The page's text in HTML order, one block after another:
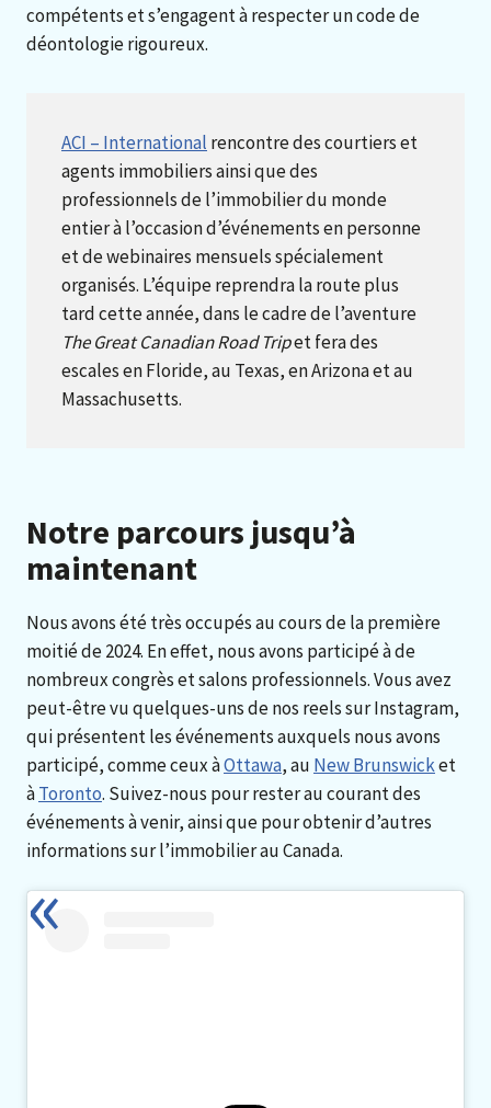
compétents et s’engagent à respecter un code de
déontologie rigoureux.
ACI – International rencontre des courtiers et
agents immobiliers ainsi que des
professionnels de l’immobilier du monde
entier à l’occasion d’événements en personne
et de webinaires mensuels spécialement
organisés. L’équipe reprendra la route plus
tard cette année, dans le cadre de l’aventure
The Great Canadian Road Tripet fera des
escales en Floride, au Texas, en Arizona et au
Massachusetts.
Notre parcours jusqu’à
maintenant
Nous avons été très occupés au cours de la première
moitié de 2024. En effet, nous avons participé à de
nombreux congrès et salons professionnels. Vous avez
peut-être vu quelques-uns de nos reels sur Instagram,
qui présentent les événements auxquels nous avons
participé, comme ceux àOttawa, au New Brunswicket
àToronto. Suivez-nous pour rester au courant des
événements à venir, ainsi que pour obtenir d’autres
informations sur l’immobilier au Canada.